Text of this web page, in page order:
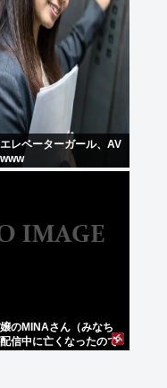
エレベーターガール、AV
のMINAさん（みなち
信中に亡くなったので